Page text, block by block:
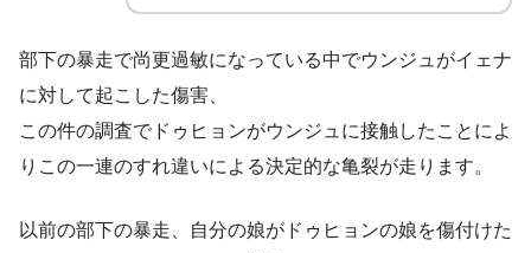
部下の暴走で尚更過敏になっている中でウンジュがイェナ
に対して起こした傷害、
この件の調査でドゥヒョンがウンジュに接触したことによ
りこの一連のすれ違いによる決定的な亀裂が走ります。
以前の部下の暴走、自分の娘がドゥヒョンの娘を傷付けた